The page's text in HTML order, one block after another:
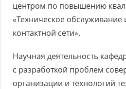
центром по повышению
«Техническое обслуживание
контактной сети».
Научная деятельность
с разработкой проблем
организации и технологий